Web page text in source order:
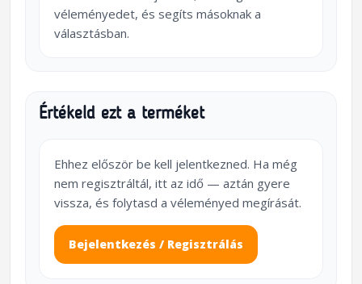
véleményedet, és segíts másoknak a
választásban.
Értékeld ezt a terméket
Ehhez először be kell jelentkezned. Ha még
nem regisztráltál, itt az idő — aztán gyere
vissza, és folytasd a véleményed megírását.
Bejelentkezés / Regisztrálás